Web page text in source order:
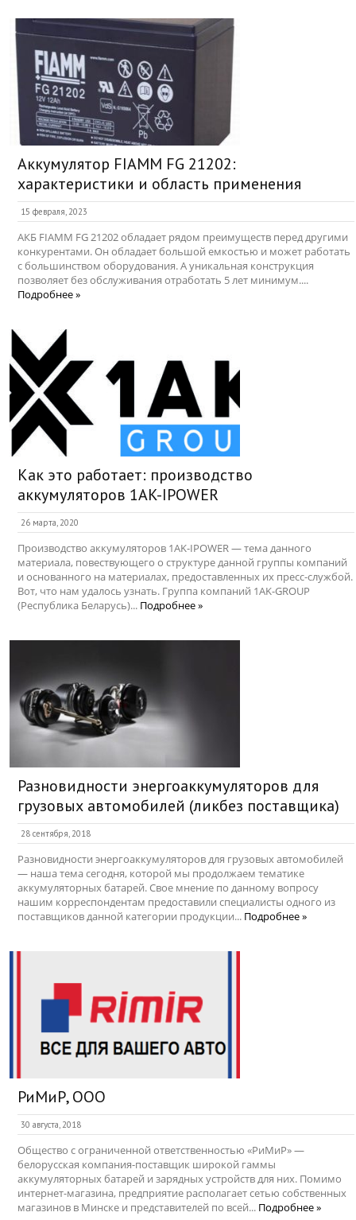
Аккумулятор FIAMM FG 21202:
характеристики и область применения
15 февраля, 2023
АКБ FIAMM FG 21202 обладает рядом преимуществ перед другими
конкурентами. Он обладает большой емкостью и может работать
с большинством оборудования. А уникальная конструкция
позволяет без обслуживания отработать 5 лет минимум....
Подробнее »
Как это работает: производство
аккумуляторов 1AK-IPOWER
26 марта, 2020
Производство аккумуляторов 1AK-IPOWER — тема данного
материала, повествующего о структуре данной группы компаний
и основанного на материалах, предоставленных их пресс-службой.
Вот, что нам удалось узнать. Группа компаний 1AK-GROUP
(Республика Беларусь)... Подробнее »
Разновидности энергоаккумуляторов для
грузовых автомобилей (ликбез поставщика)
28 сентября, 2018
Разновидности энергоаккумуляторов для грузовых автомобилей
— наша тема сегодня, которой мы продолжаем тематике
аккумуляторных батарей. Свое мнение по данному вопросу
нашим корреспондентам предоставили специалисты одного из
поставщиков данной категории продукции... Подробнее »
РиМиР, ООО
30 августа, 2018
Общество с ограниченной ответственностью «РиМиР» —
белорусская компания-поставщик широкой гаммы
аккумуляторных батарей и зарядных устройств для них. Помимо
интернет-магазина, предприятие располагает сетью собственных
магазинов в Минске и представителей по всей... Подробнее »